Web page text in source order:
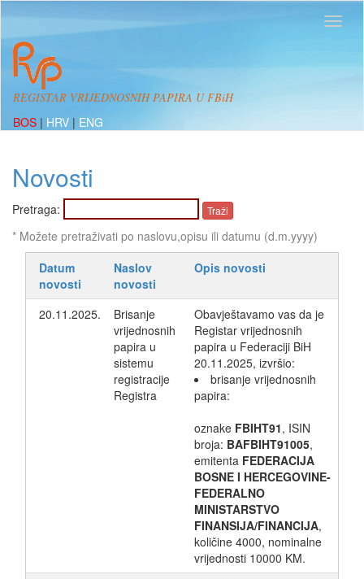
REGISTAR VRIJEDNOSNIH PAPIRA U FBiH
BOS | HRV | ENG
Novosti
Pretraga:
* Možete pretraživati po naslovu,opisu ili datumu (d.m.yyyy)
Datum
novosti
Naslov
novosti
Opis novosti
20.11.2025.
Brisanje
vrijednosnih
papira u
sistemu
registracije
Registra
Obavještavamo vas da je
Registar vrijednosnih
papira u Federaciji BiH
20.11.2025, izvršio:
brisanje vrijednosnih
papira:
oznake FBIHT91, ISIN
broja: BAFBIHT91005,
emitenta FEDERACIJA
BOSNE I HERCEGOVINE-
FEDERALNO
MINISTARSTVO
FINANSIJA/FINANCIJA,
količine 4000, nominalne
vrijednosti 10000 KM.